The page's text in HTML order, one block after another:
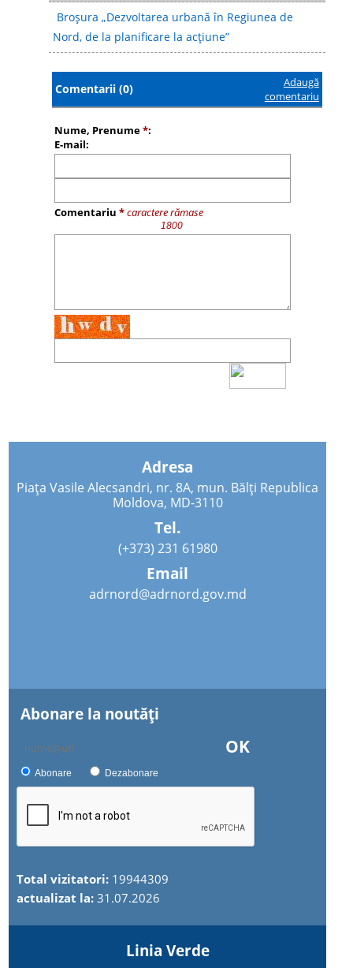
Broșura „Dezvoltarea urbană în Regiunea de
Nord, de la planificare la acțiune”
Comentarii (0)
Adaugă
comentariu
Nume, Prenume*:
E-mail:
Comentariu *caractere rămase
Adresa
Piața Vasile Alecsandri, nr. 8A, mun. Bălți Republica
Moldova, MD-3110
Tel.
(+373) 231 61980
Email
adrnord@adrnord.gov.md
Abonare la noutăţi
OK
Abonare Dezabonare
Total vizitatori: 19944309
actualizat la:31.07.2026
Linia Verde